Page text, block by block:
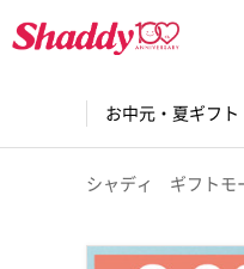
お中元・夏ギフト
シャディ ギフトモ